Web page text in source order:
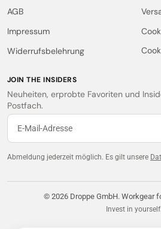
AGB
Impressum
Widerrufsbelehrung
JOIN THE INSIDERS
Neuheiten, erprobte Favoriten und
Postfach.
Abmeldung jederzeit möglich. Es gilt unsere
© 2026 Droppe GmbH. Workgear
Invest in yourself.